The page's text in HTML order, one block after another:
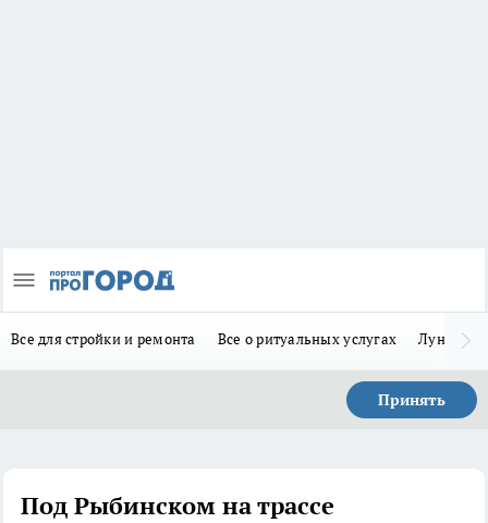
Все для стройки и ремонта Все о ритуальных услугах Лунно-
Принять
Под Рыбинском на трассе